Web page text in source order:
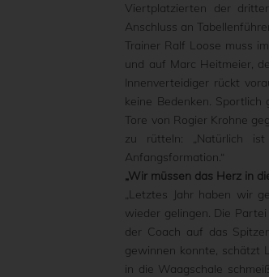
Viertplatzierten der
Anschluss an
Trainer Ralf Loose muss
und auf Marc Heitmeier,
Innenverteidiger rückt
keine Bedenken.
Tore von Rogier Krohne
zu rütteln: „Natürlich
Anfangsformation.“
„Wir müssen das Herz in
„Letztes Jahr haben wir
wieder gelingen. Die
der Coach auf das
gewinnen konnte, schätzt
in die Waagschale